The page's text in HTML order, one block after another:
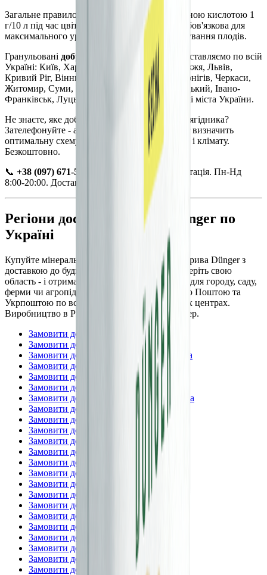
Загальне правило: позакоренева обробка борною кислотою 1
г/10 л під час цвітіння всіх ягідних культур обов'язкова для
максимального урожаю і нормального зав'язування плодів.
Гранульовані добрива для ягід DUNGER
доставляємо по всій
Україні: Київ, Харків, Дніпро, Одеса, Запоріжжя, Львів,
Кривий Ріг, Вінниця, Полтава, Миколаїв, Чернігів, Черкаси,
Житомир, Суми, Рівне, Тернопіль, Хмельницький, Івано-
Франківськ, Луцьк, Ужгород, Чернівці та інші міста України.
Не знаєте, яке добриво підібрати для вашого ягідника?
Зателефонуйте - агроном-консультант Dünger визначить
оптимальну схему для ваших культур, ґрунту і клімату.
Безкоштовно.
📞 +38 (097) 671-53-83
- безкоштовна консультація. Пн-Нд
8:00-20:00. Доставка від 0,5 кг.
Регіони доставки добрив Dünger по
Україні
Купуйте мінеральні та органо-мінеральні добрива Dünger з
доставкою до будь-якого регіону України. Оберіть свою
область - і отримайте добрива від виробника для городу, саду,
ферми чи агропідприємства. Доставка Новою Поштою та
Укрпоштою по всіх містах, селах та районних центрах.
Виробництво в Рівненській обл., ТОВ Дюнгер.
Замовити добрива —
Вінницька
Замовити добрива —
Волинська
Замовити добрива —
Дніпропетровська
Замовити добрива —
Житомирська
Замовити добрива —
Закарпатська
Замовити добрива —
Запорізька
Замовити добрива —
Івано-Франківська
Замовити добрива —
Київська
Замовити добрива —
м. Київ
Замовити добрива —
Кіровоградська
Замовити добрива —
Львівська
Замовити добрива —
Миколаївська
Замовити добрива —
Замовити добрива —
Полтавська
Замовити добрива —
Рівненська
Замовити добрива —
Сумська
Замовити добрива —
Тернопільська
Замовити добрива —
Харківська
Замовити добрива —
Херсонська
Замовити добрива —
Хмельницька
Замовити добрива —
Черкаська
Замовити добрива —
Чернівецька
Замовити добрива —
Чернігівська